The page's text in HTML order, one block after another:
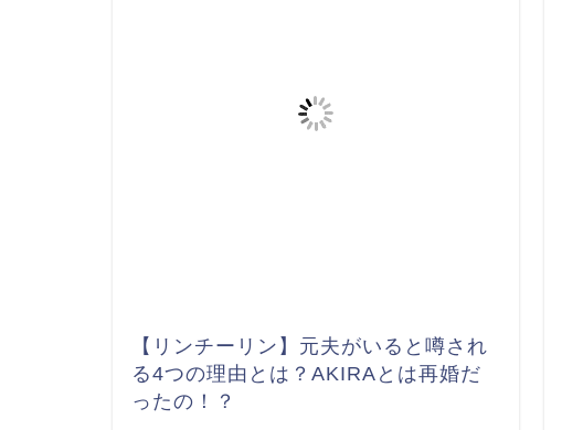
【リンチーリン】元夫がいると噂され
る4つの理由とは？AKIRAとは再婚だ
ったの！？